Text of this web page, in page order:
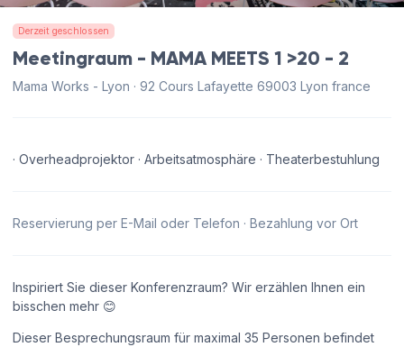
Derzeit geschlossen
Meetingraum - MAMA MEETS 1 >20 - 2
Mama Works - Lyon · 92 Cours Lafayette 69003 Lyon france
· Overheadprojektor · Arbeitsatmosphäre · Theaterbestuhlung
Reservierung per E-Mail oder Telefon · Bezahlung vor Ort
Inspiriert Sie dieser Konferenzraum? Wir erzählen Ihnen ein
bisschen mehr 😊
Dieser Besprechungsraum für maximal 35 Personen befindet